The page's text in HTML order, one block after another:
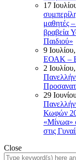
17
μαθητές
βραβεία
Παιδιού»
9
ΕΟΑΚ –
2
29
Κωφών
«Μίνωα»
στις
Close